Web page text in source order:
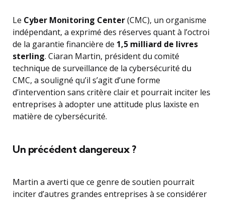
Le Cyber Monitoring Center(CMC), un organisme
indépendant, a exprimé des réserves quant à l’octroi
de la garantie financière de 1,5 milliard de livres
sterling. Ciaran Martin, président du comité
technique de surveillance de la cybersécurité du
CMC, a souligné qu’il s’agit d’une forme
d’intervention sans critère clair et pourrait inciter les
entreprises à adopter une attitude plus laxiste en
matière de cybersécurité.
Un précédent dangereux ?
Martin a averti que ce genre de soutien pourrait
inciter d’autres grandes entreprises à se considérer